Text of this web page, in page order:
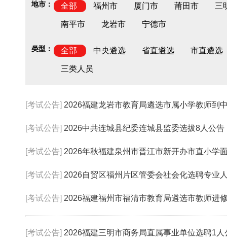
地市： 全部 福州市 厦门市 莆田市 三
南平市 龙岩市 宁德市
类型： 全部 中央遴选 省直遴选 市直遴选
三类人员
[考试公告] 2026福建龙岩市教育局遴选市属小学教师到
[考试公告] 2026中共连城县纪委连城县监委选拔8人公告
[考试公告] 2026年秋福建泉州市晋江市新开办市直小学面向全
[考试公告] 2026自贸区福州片区管委会社会化选聘专业
[考试公告] 2026福建福州市福清市教育局遴选市教师进修学
[考试公告] 2026福建三明市商务局直属事业单位选聘1人